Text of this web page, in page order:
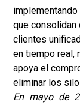
que
clientes
en tiempo real,
apoya el
eliminar los
En mayo de